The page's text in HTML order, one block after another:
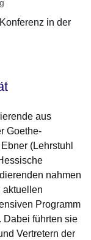
in der
aus
Goethe-
(Lehrstuhl
nahmen
aktuellen
Programm
Dabei führten sie
Vertretern der